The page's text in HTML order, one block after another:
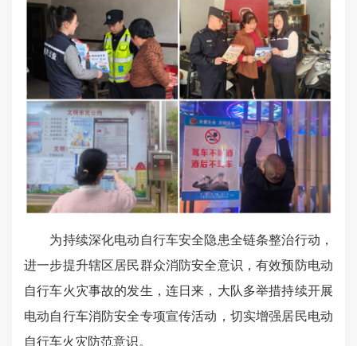
为持续深化电动自行车安全隐患全链条整治行动，
进一步提升辖区居民群众消防安全意识，有效预防电动
自行车火灾事故的发生，连日来，大队多举措持续开展
电动自行车消防安全专项宣传活动，切实增强居民电动
自行车火灾防范意识。